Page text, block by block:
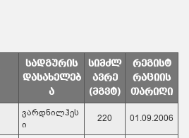
სადგურის
დასახელებ
ა
სიმძლ
ავრე
(მგვტ)
რეგისტ
რაციის
თარიღი
ვარდნილჰეს
ი
220 01.09.2006